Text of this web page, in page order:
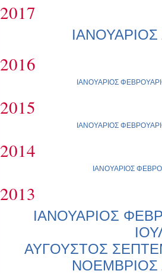
2017
ΙΑΝΟΥΑΡΙΟΣ
2016
ΙΑΝΟΥΑΡΙΟΣ
2015
ΙΑΝΟΥΑΡΙΟΣ
2014
ΙΑΝΟΥΑΡΙΟΣ
2013
ΙΑΝΟΥΑΡΙΟΣ
ΑΥΓΟΥΣΤΟΣ
ΝΟΕΜΒΡΙΟΣ